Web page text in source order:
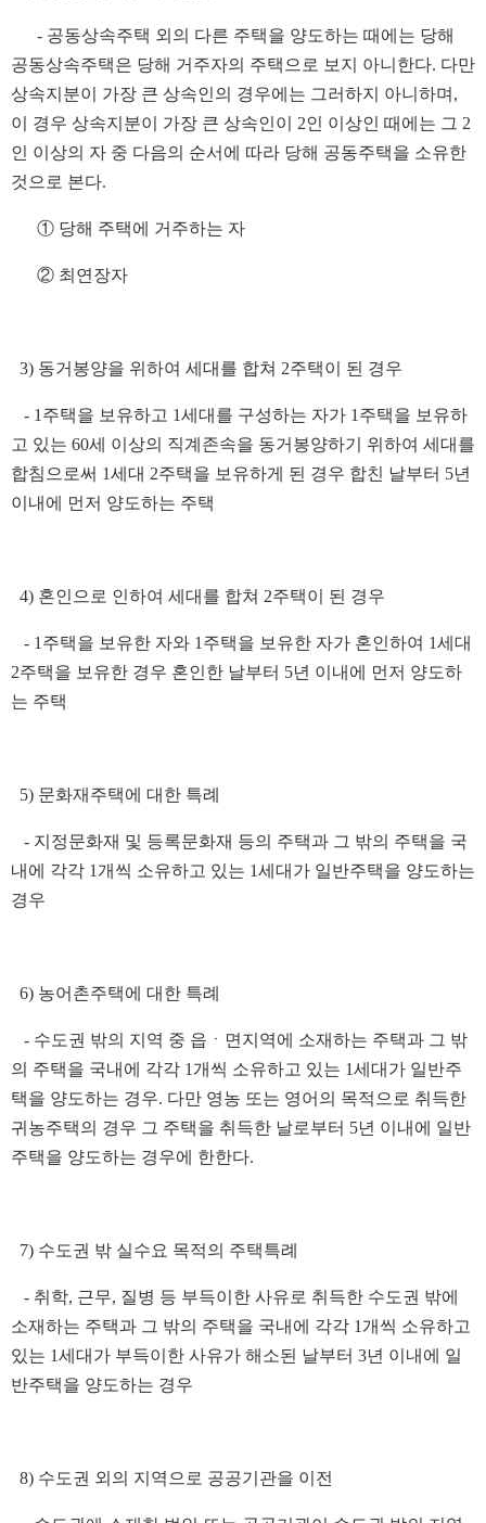
- 공동상속주택 외의 다른 주택을 양도하는 때에는 당해
공동상속주택은 당해 거주자의 주택으로 보지 아니한다. 다만
상속지분이 가장 큰 상속인의 경우에는 그러하지 아니하며,
이 경우 상속지분이 가장 큰 상속인이 2인 이상인 때에는 그 2
인 이상의 자 중 다음의 순서에 따라 당해 공동주택을 소유한
것으로 본다.
① 당해 주택에 거주하는 자
② 최연장자
3) 동거봉양을 위하여 세대를 합쳐 2주택이 된 경우
- 1주택을 보유하고 1세대를 구성하는 자가 1주택을 보유하
고 있는 60세 이상의 직계존속을 동거봉양하기 위하여 세대를
합침으로써 1세대 2주택을 보유하게 된 경우 합친 날부터 5년
이내에 먼저 양도하는 주택
4) 혼인으로 인하여 세대를 합쳐 2주택이 된 경우
- 1주택을 보유한 자와 1주택을 보유한 자가 혼인하여 1세대
2주택을 보유한 경우 혼인한 날부터 5년 이내에 먼저 양도하
는 주택
5) 문화재주택에 대한 특례
- 지정문화재 및 등록문화재 등의 주택과 그 밖의 주택을 국
내에 각각 1개씩 소유하고 있는 1세대가 일반주택을 양도하는
경우
6) 농어촌주택에 대한 특례
- 수도권 밖의 지역 중 읍ㆍ면지역에 소재하는 주택과 그 밖
의 주택을 국내에 각각 1개씩 소유하고 있는 1세대가 일반주
택을 양도하는 경우. 다만 영농 또는 영어의 목적으로 취득한
귀농주택의 경우 그 주택을 취득한 날로부터 5년 이내에 일반
주택을 양도하는 경우에 한한다.
7) 수도권 밖 실수요 목적의 주택특례
- 취학, 근무, 질병 등 부득이한 사유로 취득한 수도권 밖에
소재하는 주택과 그 밖의 주택을 국내에 각각 1개씩 소유하고
있는 1세대가 부득이한 사유가 해소된 날부터 3년 이내에 일
반주택을 양도하는 경우
8) 수도권 외의 지역으로 공공기관을 이전